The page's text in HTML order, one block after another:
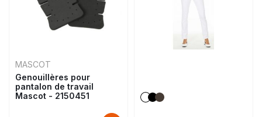
MASCOT
Genouillères pour
pantalon de travail
Mascot - 2150451